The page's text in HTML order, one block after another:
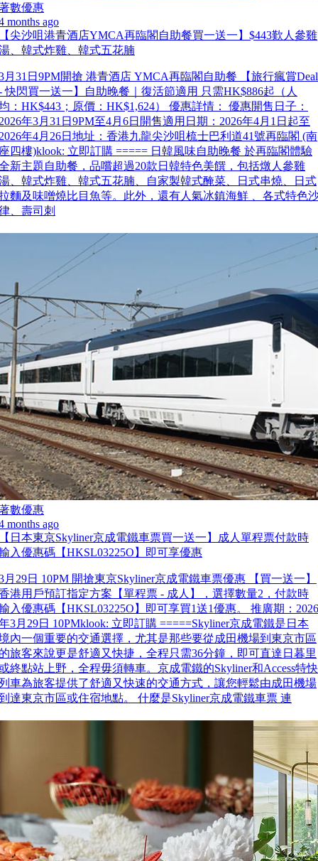
數優惠
months ago
尖沙咀港青酒店YMCA再臨閣自助餐買一送一】$443歎人參雞
、韓式炸雞、韓式五花腩
月31日9PM開搶 港青酒店 YMCA再臨閣自助餐 【旅行瘋賞Deal
快閃買一送一】自助晚餐｜復活節適用 只需HK$886起（人
：HK$443；原價：HK$1,624） 優惠詳情： 優惠開售日子：
年3月31日9PM至4月6日開售適用日期：2026年4月1日起至
年4月26日地址：香港九龍尖沙咀梳士巴利道41號再臨閣 (南
四樓)klook: 立即訂購 ===== 日韓風味自助晚餐 於再臨閣體驗
新主題自助餐，品嚐超過20款日韓特色美饌，包括燉人參雞
、韓式炸雞、韓式五花腩、自家製韓式醃菜、日式串燒、日式
麵及味噌燒比目魚等。此外，還有人氣冰鎮海鮮 、各式特色
、壽司刺
數優惠
months ago
日本東京Skyliner京成電鐵車票買一送一】成人單程票付款時
入優惠碼【HKSL03225O】即可享優惠
月29日 10PM 開搶東京Skyliner京成電鐵車票優惠 【買一送一】
港用戶預訂指定方案【單程票 - 成人】，選擇數量2，付款時
入優惠碼【HKSL03225O】即可享買1送1優惠。 推廣期：2026
3月29日 10PMklook: 立即訂購 =====Skyliner京成電鐵是日本
內一個重要的交通選擇，尤其是那些要從成田機場到東京市區
旅客來說更是舒適又快捷，全程只需36分鐘，即可直達日暮里
終點站上野，全程毋須轉車。京成電鐵的Skyliner和Access特快
車為旅客提供了舒適又快速的交通方式，讓您輕鬆由成田機場
達東京市區或住宿地點。 什麼是Skyliner京成電鐵車票 連